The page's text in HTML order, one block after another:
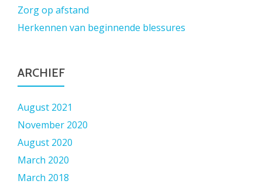
Zorg op afstand
Herkennen van beginnende blessures
ARCHIEF
August 2021
November 2020
August 2020
March 2020
March 2018